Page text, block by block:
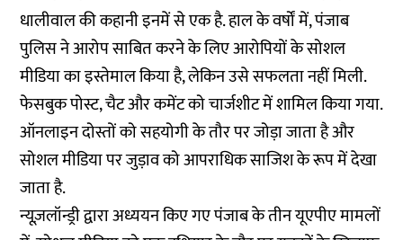
धालीवाल की कहानी इनमें से एक है. हाल के वर्षों में, पंजाब
पुलिस ने आरोप साबित करने के लिए आरोपियों के सोशल
मीडिया का इस्तेमाल किया है, लेकिन उसे सफलता नहीं मिली.
फेसबुक पोस्ट, चैट और कमेंट को चार्जशीट में शामिल किया गया.
ऑनलाइन दोस्तों को सहयोगी के तौर पर जोड़ा जाता है और
सोशल मीडिया पर जुड़ाव को आपराधिक साजिश के रूप में देखा
जाता है.
न्यूज़लॉन्ड्री द्वारा अध्ययन किए गए पंजाब के तीन यूएपीए मामलों